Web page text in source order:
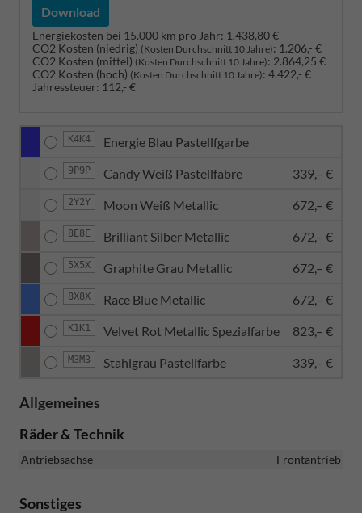
Download
Energiekosten bei 15.000 km pro Jahr: 1.438,80 €
CO2 Kosten (niedrig) (Kosten Durchschnitt 10 Jahre): 1.206,- €
CO2 Kosten (mittel) (Kosten Durchschnitt 10 Jahre): 2.864,25 €
CO2 Kosten (hoch) (Kosten Durchschnitt 10 Jahre): 4.422,- €
Jahressteuer: 112,- €
K4K4 Energie Blau Pastellfgarbe
9P9P Candy Weiß Pastellfabre 339,– €
2Y2Y Moon Weiß Metallic 672,– €
8E8E Brilliant Silber Metallic 672,– €
5X5X Graphite Grau Metallic 672,– €
8X8X Race Blue Metallic 672,– €
K1K1 Velvet Rot Metallic Spezialfarbe 823,– €
M3M3 Stahlgrau Pastellfarbe 339,– €
Allgemeines
Räder & Technik
Antriebsachse Frontantrieb
Sonstiges